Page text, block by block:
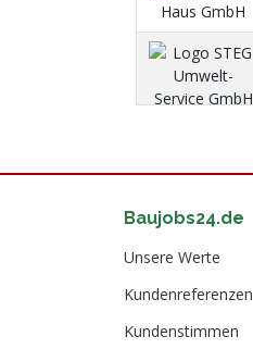
Baujobs24.de
Unsere Werte
Kundenreferenzen
Kundenstimmen